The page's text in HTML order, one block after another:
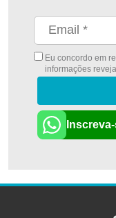
Eu concordo em
informações